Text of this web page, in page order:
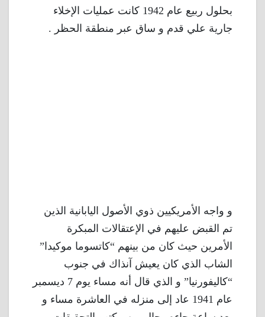
بحلول ربيع عام 1942 كانت عمليات الإخلاء
جارية علي قدم و ساق عبر منطقة الحظر .
و واجه الأمريكيين ذوي الأصول اليابانية الذين
تم القبض عليهم في الإعتقالات المبكرة
الأمرين حيث كان من بينهم “كاتسوما موكيدا”
الشاب الذي كان يعيش آنذاك في جنوب
“كاليفورنيا” و الذي قال أنه مساء يوم 7 ديسمبر
عام 1941 عاد إلى منزله في العاشرة مساء و